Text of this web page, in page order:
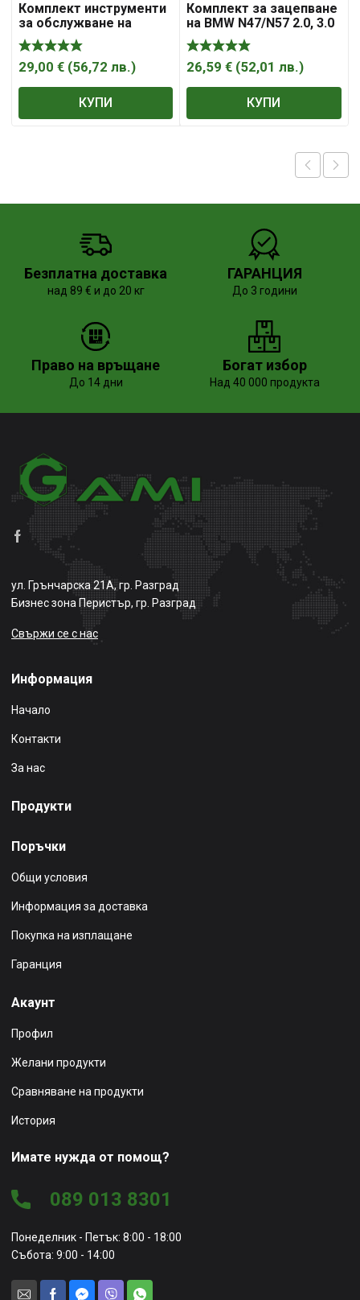
Комплект инструменти
за обслужване на
алтернатори 30 ч.,
MG50818
29,00 € (56,72 лв.)
КУПИ
Комплект за зацепване
на BMW N47/N57 2.0, 3.0
– верижно задвижване
26,59€ (52,01лв.)
КУПИ
Безплатна доставка
над 89 € и до 20 кг
ГАРАНЦИЯ
До 3 години
Право на връщане
До 14 дни
Богат избор
Над 40 000 продукта
ул. Грънчарска 21А, гр. Разград
Бизнес зона Перистър, гр. Разград
Свържи се с нас
Информация
Начало
Контакти
За нас
Продукти
Поръчки
Общи условия
Информация за доставка
Покупка на изплащане
Гаранция
Акаунт
Профил
Желани продукти
Сравняване на продукти
История
Имате нужда от помощ?
089 013 8301
Понеделник - Петък: 8:00 - 18:00
Събота: 9:00 - 14:00